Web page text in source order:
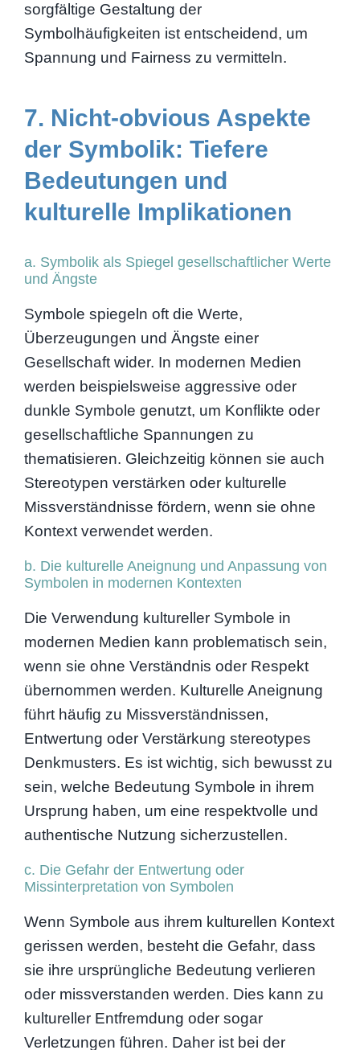
sorgfältige Gestaltung der
Symbolhäufigkeiten ist entscheidend, um
Spannung und Fairness zu vermitteln.
7. Nicht-obvious Aspekte
der Symbolik: Tiefere
Bedeutungen und
kulturelle Implikationen
a. Symbolik als Spiegel gesellschaftlicher Werte
und Ängste
Symbole spiegeln oft die Werte,
Überzeugungen und Ängste einer
Gesellschaft wider. In modernen Medien
werden beispielsweise aggressive oder
dunkle Symbole genutzt, um Konflikte oder
gesellschaftliche Spannungen zu
thematisieren. Gleichzeitig können sie auch
Stereotypen verstärken oder kulturelle
Missverständnisse fördern, wenn sie ohne
Kontext verwendet werden.
b. Die kulturelle Aneignung und Anpassung von
Symbolen in modernen Kontexten
Die Verwendung kultureller Symbole in
modernen Medien kann problematisch sein,
wenn sie ohne Verständnis oder Respekt
übernommen werden. Kulturelle Aneignung
führt häufig zu Missverständnissen,
Entwertung oder Verstärkung stereotypes
Denkmusters. Es ist wichtig, sich bewusst zu
sein, welche Bedeutung Symbole in ihrem
Ursprung haben, um eine respektvolle und
authentische Nutzung sicherzustellen.
c. Die Gefahr der Entwertung oder
Missinterpretation von Symbolen
Wenn Symbole aus ihrem kulturellen Kontext
gerissen werden, besteht die Gefahr, dass
sie ihre ursprüngliche Bedeutung verlieren
oder missverstanden werden. Dies kann zu
kultureller Entfremdung oder sogar
Verletzungen führen. Daher ist bei der